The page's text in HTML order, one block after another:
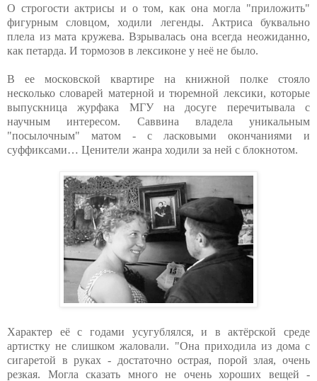
О строгости актрисы и о том, как она могла "приложить"
фигурным словцом, ходили легенды. Актриса буквально
плела из мата кружева. Взрывалась она всегда неожиданно,
как петарда. И тормозов в лексиконе у неё не было.
В ее московской квартире на книжной полке стояло
несколько словарей матерной и тюремной лексики, которые
выпускница журфака МГУ на досуге перечитывала с
научным интересом. Саввина владела уникальным
"посылочным" матом - с ласковыми окончаниями и
суффиксами… Ценители жанра ходили за ней с блокнотом.
Характер её с годами усугублялся, и в актёрской среде
артистку не слишком жаловали. "Она приходила из дома с
сигаретой в руках - достаточно острая, порой злая, очень
резкая. Могла сказать много не очень хороших вещей -